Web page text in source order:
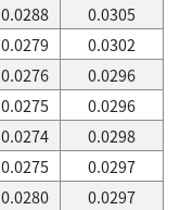
0.0288
0.0305
0.0279
0.0302
0.0276
0.0296
0.0275
0.0296
0.0274
0.0298
0.0275
0.0297
0.0280
0.0297